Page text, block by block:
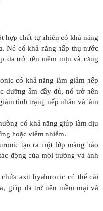
hợp chất tự nhiên có khả năng
Nó có khả năng hấp thụ nước
da trở nên mềm mịn và căng
có khả năng làm giảm nếp
dưỡng ẩm đầy đủ, nó trở nên
tình trạng nếp nhăn và làm
có khả năng giúp làm dịu
hoặc viêm nhiễm.
tạo ra một lớp màng bảo
động của môi trường và ánh
axit hyaluronic có thể cải
giúp da trở nên mềm mại và